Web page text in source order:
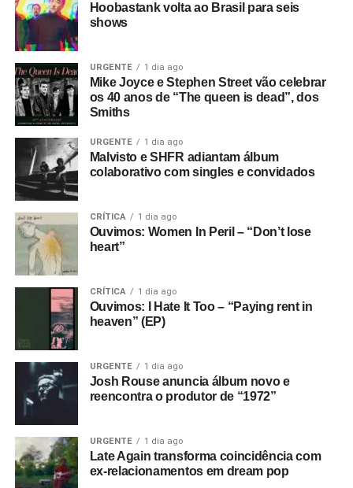
Hoobastank volta ao Brasil para seis
shows
URGENTE 1 dia ago
Mike Joyce e Stephen Street vão celebrar
os 40 anos de “The queen is dead”, dos
Smiths
URGENTE 1 dia ago
Malvisto e SHFR adiantam álbum
colaborativo com singles e convidados
CRÍTICA 1 dia ago
Ouvimos: Women In Peril – “Don’t lose
heart”
CRÍTICA 1 dia ago
Ouvimos: I Hate It Too – “Paying rent in
heaven” (EP)
URGENTE 1 dia ago
Josh Rouse anuncia álbum novo e
reencontra o produtor de “1972”
URGENTE 1 dia ago
Late Again transforma coincidência com
ex-relacionamentos em dream pop